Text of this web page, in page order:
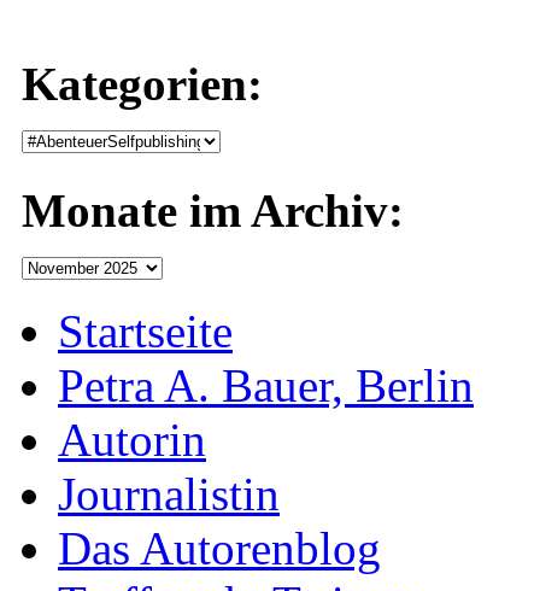
Kategorien:
Monate im Archiv:
Startseite
Petra A. Bauer, Berlin
Autorin
Journalistin
Das Autorenblog